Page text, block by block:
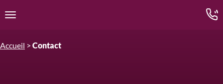
Ouvrir la navigation
Accueil > Contact